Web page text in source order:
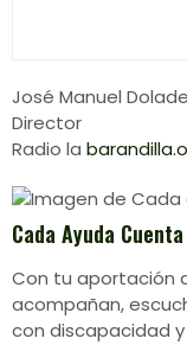
José Manuel
Director
Radio la
Cada Ayuda Cuenta
Con tu aportación
acompañan,
con discapacidad